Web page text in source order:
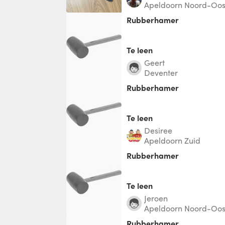
Apeldoorn Noord-
Rubberhamer
Te leen
Geert
Deventer
Rubberhamer
Te leen
Desiree
Apeldoorn Zuid
Rubberhamer
Te leen
Jeroen
Apeldoorn Noord-